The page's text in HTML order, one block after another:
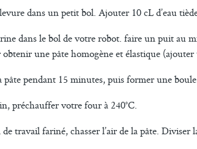
dans un petit bol. Ajouter 10 cL d’eau
dans le bol de votre robot. faire un puit au
une pâte homogène et élastique (ajouter
pendant 15 minutes, puis former une
préchauffer votre four à 240°C.
travail fariné, chasser l’air de la pâte.